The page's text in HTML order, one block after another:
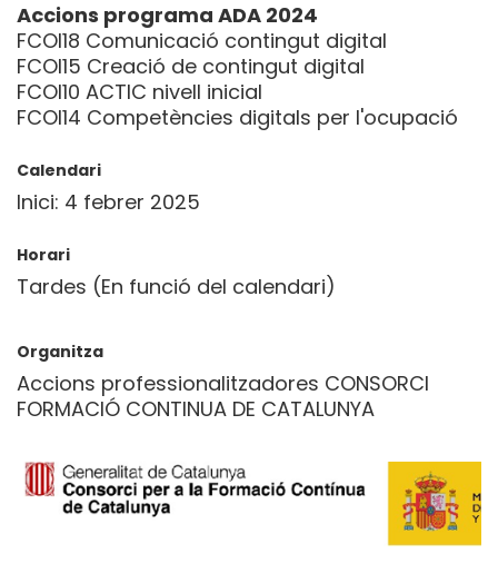
Accions programa ADA 2024
FCOI18 Comunicació contingut digital
FCOI15 Creació de contingut digital
FCOI10 ACTIC nivell inicial
FCOI14 Competències digitals per l'ocupació
Calendari
Inici: 4 febrer 2025
Horari
Tardes (En funció del calendari)
Organitza
Accions professionalitzadores CONSORCI
FORMACIÓ CONTINUA DE CATALUNYA